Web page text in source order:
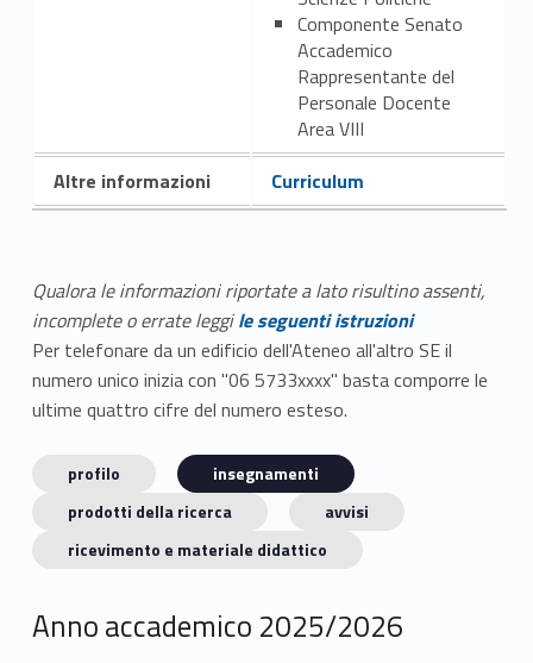
Componente Senato
Accademico
Rappresentante del
Personale Docente
Area VIII
Altre informazioni
Curriculum
Qualora le informazioni riportate a lato risultino assenti,
incomplete o errate leggile seguenti istruzioni
Per telefonare da un edificio dell'Ateneo all'altro SE il
numero unico inizia con "06 5733xxxx" basta comporre le
ultime quattro cifre del numero esteso.
profilo
insegnamenti
prodotti della ricerca
avvisi
ricevimento e materiale didattico
Anno accademico 2025/2026